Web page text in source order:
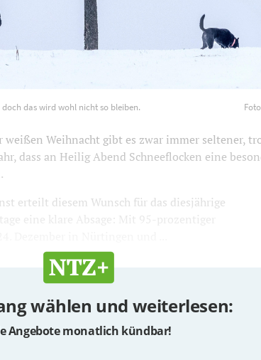
das wird wohl nicht so bleiben.
weißen Weihnacht gibt es zwar immer seltener,
dass an Heilig Abend Schneeflocken eine
erteilt diesem Wunsch für das diesjährige
eine klare Absage: Mit 95-prozentiger
wählen und weiterlesen:
Angebote monatlich kündbar!